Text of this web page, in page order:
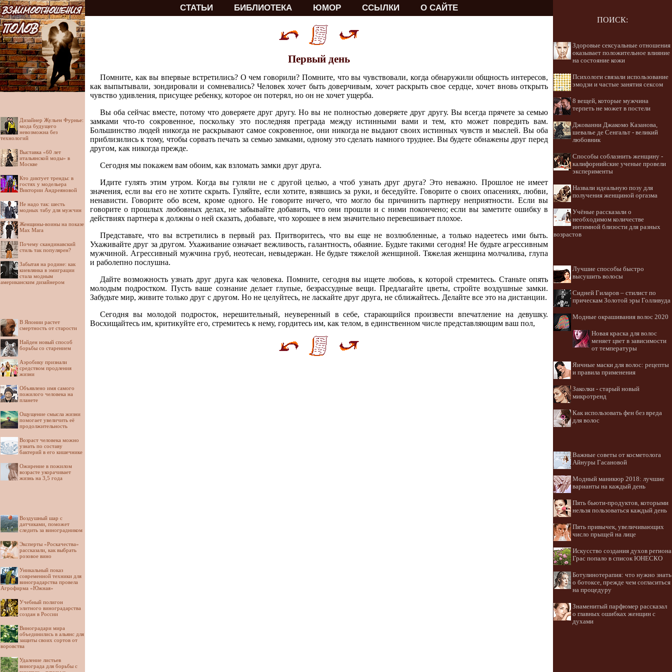
СТАТЬИ БИБЛИОТЕКА ЮМОР ССЫЛКИ О САЙТЕ
Дизайнер Жульен Фурнье:
мода будущего
невозможна без
технологий
Выставка «60 лет
итальянской моды» в
Москве
Кто диктует тренды: в
гостях у модельера
Виктории Андреяновой
Не надо так: шесть
модных табу для мужчин
Женщины-воины на показе
Max Mara
Почему скандинавский
стиль так популярен?
Забытая на родине: как
киевлянка в эмиграции
стала модным
американским дизайнером
В Японии растет
смертность от старости
Найден новый способ
борьбы со старением
Аэробику признали
средством продления
жизни
Объявлено имя самого
пожилого человека на
планете
Ощущение смысла жизни
помогает увеличить её
продолжительность
Возраст человека можно
узнать по составу
бактерий в его кишечнике
Ожирение в пожилом
возрасте укорачивает
жизнь на 3,5 года
Воздушный шар с
датчиками, поможет
следить за виноградником
Эксперты «Роскачества»
рассказали, как выбрать
розовое вино
Уникальный показ
современной техники для
виноградарства провела
Агрофирма «Южная»
Учебный полигон
элитного виноградарства
создан в России
Виноградари мира
объединились в альянс для
защиты своих сортов от
воровства
Удаление листьев
винограда для борьбы с
Первый день
Помните, как вы впервые встретились? О чем говорили? Помните, что вы чувствовали, когда обнаружили общность интересов,
как выпытывали, зондировали и сомневались? Человек хочет быть доверчивым, хочет раскрыть свое сердце, хочет вновь открыть
чувство удивления, присущее ребенку, которое он потерял, но он не хочет ущерба.
Вы оба сейчас вместе, потому что доверяете друг другу. Но вы не полностью доверяете друг другу. Вы всегда прячете за семью
замками что-то сокровенное, поскольку это последняя преграда между истинными вами и тем, кто может повредить вам.
Большинство людей никогда не раскрывают самое сокровенное, они никогда не выдают своих истинных чувств и мыслей. Вы оба
приблизились к тому, чтобы сорвать печать за семью замками, одному это сделать намного труднее. Вы будете обнажены друг перед
другом, как никогда прежде.
Сегодня мы покажем вам обоим, как взломать замки друг друга.
Идите гулять этим утром. Когда вы гуляли не с другой целью, а чтоб узнать друг друга? Это неважно. Прошлое не имеет
значения, если вы его не хотите скрыть. Гуляйте, если хотите, взявшись за руки, и беседуйте. Говорите о своих опасениях, любви,
ненависти. Говорите обо всем, кроме одного. Не говорите ничего, что могло бы причинить партнеру неприятности. Если вы
говорите о прошлых любовных делах, не забывайте добавить, что они прошли и с ними покончено; если вы заметите ошибку в
действиях партнера к должны о ней сказать, добавьте, что хорошее в нем значительно перевешивает плохое.
Представьте, что вы встретились в первый раз. Притворитесь, что вы еще не возлюбленные, а только надеетесь ими быть.
Ухаживайте друг за другом. Ухаживание означает вежливость, галантность, обаяние. Будьте такими сегодня! Не будьте агрессивным
мужчиной. Агрессивный мужчина груб, неотесан, невыдержан. Не будьте тяжелой женщиной. Тяжелая женщина молчалива, глупа
и раболепно послушна.
Дайте возможность узнать друг друга как человека. Помните, сегодня вы ищете любовь, к которой стремитесь. Станьте опять
молодым подростком. Пусть ваше сознание делает глупые, безрассудные вещи. Предлагайте цветы, стройте воздушные замки.
Забудьте мир, живите только друг с другом. Но не целуйтесь, не ласкайте друг друга, не сближайтесь. Делайте все это на дистанции.
Сегодня вы молодой подросток, нерешительный, неуверенный в себе, старающийся произвести впечатление на девушку.
Восхищайтесь им, критикуйте его, стремитесь к нему, гордитесь им, как телом, в единственном числе представляющим ваш пол,
ПОИСК:
Здоровые сексуальные отношения
оказывает положительное влияние
на состояние кожи
Психологи связали использование
эмодзи и частые занятия сексом
8 вещей, которые мужчина
терпеть не может в постели
Джованни Джакомо Казанова,
шевалье де Сенгальт - великий
любовник
Способы соблазнить женщину -
калифорнийские ученые провели
эксперименты
Назвали идеальную позу для
получения женщиной оргазма
Учёные рассказали о
необходимом количестве
интимной близости для разных
возрастов
Лучшие способы быстро
высушить волосы
Сидней Гиларов – стилист по
прическам Золотой эры Голливуда
Модные окрашивания волос 2020
Новая краска для волос
меняет цвет в зависимости
от температуры
Яичные маски для волос: рецепты
и правила применения
Заколки - старый новый
микротренд
Как использовать фен без вреда
для волос
Важные советы от косметолога
Айнуры Гасановой
Модный маникюр 2018: лучшие
варианты на каждый день
Пять бьюти-продуктов, которыми
нельзя пользоваться каждый день
Пять привычек, увеличивающих
число прыщей на лице
Искусство создания духов региона
Грас попало в список ЮНЕСКО
Ботулинотерапия: что нужно знать
о ботоксе, прежде чем согласиться
на процедуру
Знаменитый парфюмер рассказал
о главных ошибках женщин с
духами